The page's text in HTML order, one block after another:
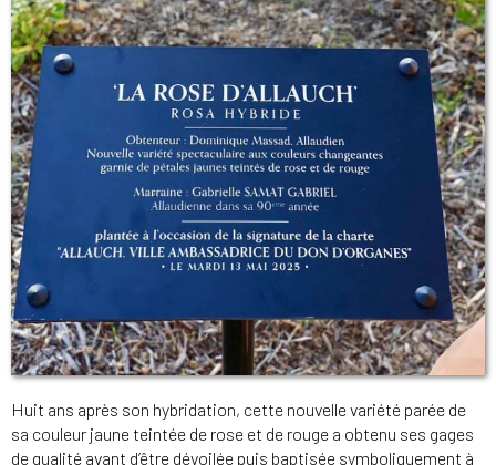
Huit ans après son hybridation, cette nouvelle variété parée de
sa couleur jaune teintée de rose et de rouge a obtenu ses gages
de qualité avant d’être dévoilée puis baptisée symboliquement à